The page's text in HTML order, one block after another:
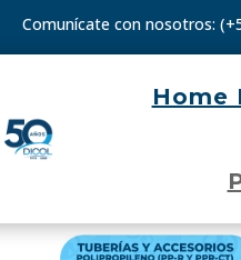
Comunícate con nosotros:
Home